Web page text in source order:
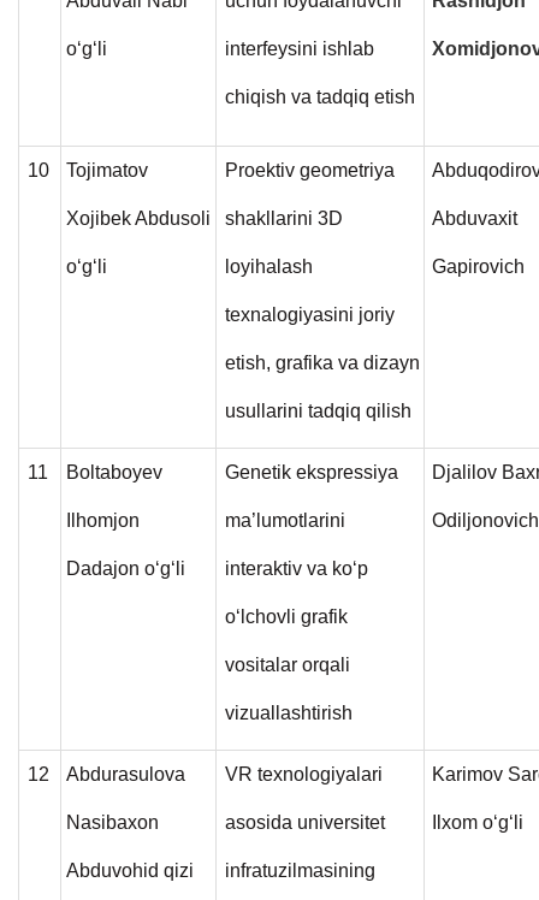
o‘g‘li interfeysini ishlab
chiqish va tadqiq etish
10 Tojimatov
Xojibek Abdusoli
o‘g‘li
Proektiv geometriya
shakllarini 3D
loyihalash
texnalogiyasini joriy
etish, grafika va dizayn
usullarini tadqiq qilish
Abduvaxit
Gapirovich
11 Boltaboyev
Ilhomjon
Dadajon o‘g‘li
Genetik ekspressiya
ma’lumotlarini
interaktiv va ko‘p
o‘lchovli grafik
vositalar orqali
vizuallashtirish
Djalilov
Odiljonovich
12 Abdurasulova
Nasibaxon
Abduvohid qizi
VR texnologiyalari
asosida universitet
infratuzilmasining
Karimov
Ilxom o‘g‘li